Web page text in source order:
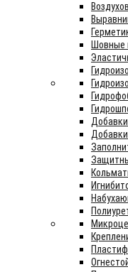
Шовные